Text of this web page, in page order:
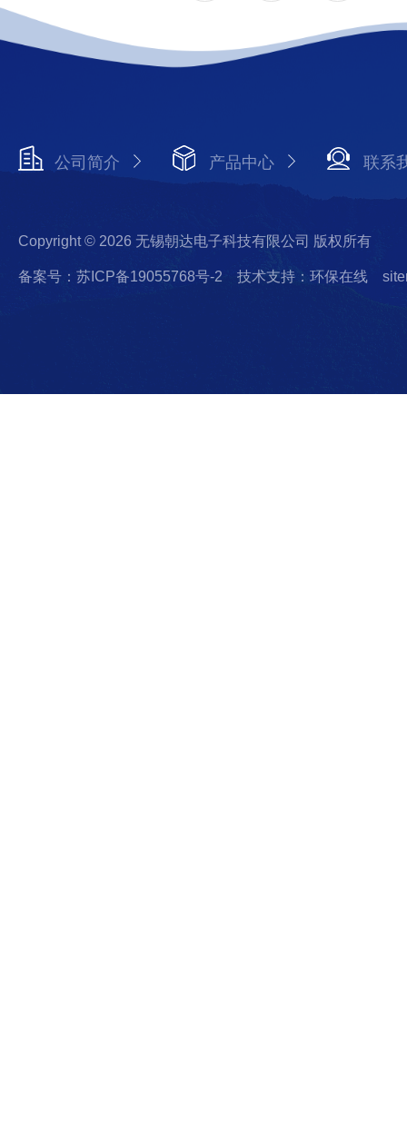
公司简介 产品中心 联系
Copyright © 2026 无锡朝达电子科技有限公司 版权所有
备案号：苏ICP备19055768号-2 技术支持：环保在线